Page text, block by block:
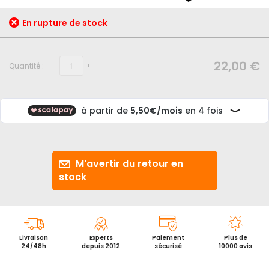
de
la
En rupture de stock
Quantité : - + 22,00 €
M'avertir du retour en
stock
Livraison
24/48h
Experts
depuis 2012
Paiement
sécurisé
Plus de
10000 avis